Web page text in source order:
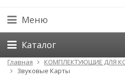
Меню
Каталог
Главная
КОМПЛЕКТУЮЩИЕ ДЛЯ
Звуковые Карты